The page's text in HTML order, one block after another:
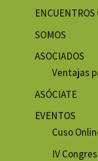
ENCUENTROS
SOMOS
ASOCIADOS
Ventajas
ASÓCIATE
EVENTOS
Cuso
IV